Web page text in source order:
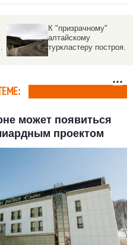
Власти предложили
барнаульцам сказать
все, что они думают о
может появиться
проектом